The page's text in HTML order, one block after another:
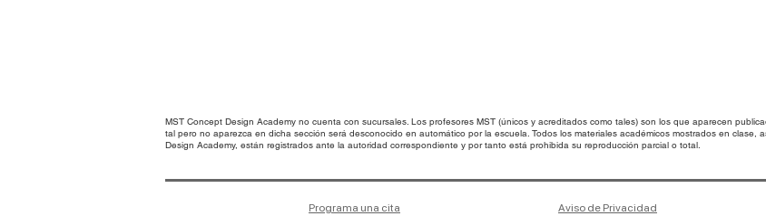
MST Concept Design Academy no cuenta con sucursales. Los profesores MST (únicos y acreditados como tales) son los que aparecen
tal pero no aparezca en dicha sección será desconocido en automático por la escuela. Todos los materiales académicos mostrados en
Design Academy, están registrados ante la autoridad correspondiente y por tanto está prohibida su reproducción parcial o total.
Programa una cita Aviso de Privacidad